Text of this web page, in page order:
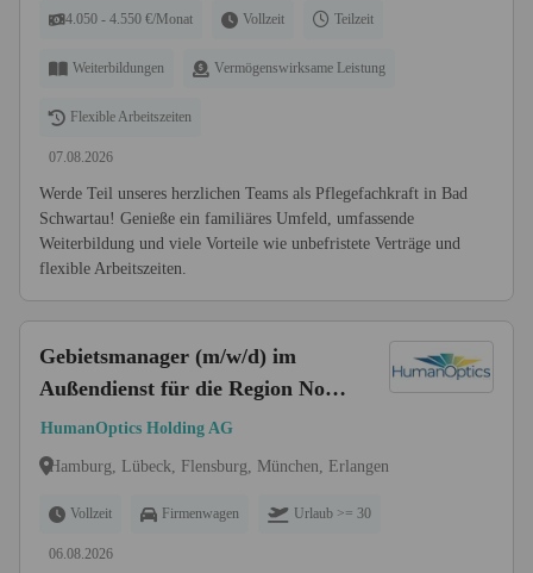
4.050 - 4.550 €/Monat Vollzeit Teilzeit
Weiterbildungen Vermögenswirksame Leistung
Flexible Arbeitszeiten
07.08.2026
Werde Teil unseres herzlichen Teams als Pflegefachkraft in Bad
Schwartau! Genieße ein familiäres Umfeld, umfassende
Weiterbildung und viele Vorteile wie unbefristete Verträge und
flexible Arbeitszeiten.
Gebietsmanager (m/w/d) im
Außendienst für die Region Nord
und für Bayern
HumanOptics Holding AG
Hamburg, Lübeck, Flensburg, München, Erlangen
Vollzeit Firmenwagen Urlaub >= 30
06.08.2026